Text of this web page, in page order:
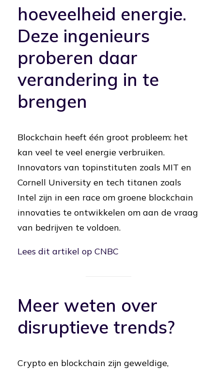
hoeveelheid energie.
Deze ingenieurs
proberen daar
verandering in te
brengen
Blockchain heeft één groot probleem: het
kan veel te veel energie verbruiken.
Innovators van topinstituten zoals MIT en
Cornell University en tech titanen zoals
Intel zijn in een race om groene blockchain
innovaties te ontwikkelen om aan de vraag
van bedrijven te voldoen.
Lees dit artikel op CNBC
Meer weten over
disruptieve trends?
Crypto en blockchain zijn geweldige,